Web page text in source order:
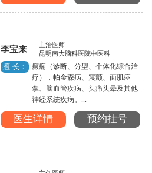
李宝来
主治医师
昆明南大脑科医院中医科
擅 长：
癫痫（诊断、分型、个体化综合治
疗），帕金森病、震颤、面肌痉
挛、脑血管疾病、头痛头晕及其他
神经系统疾病。...
医生详情 预约挂号